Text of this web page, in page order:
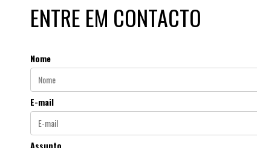
ENTRE EM CONTACTO
Nome
E-mail
Assunto